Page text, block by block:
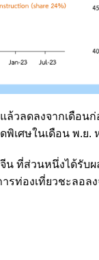
วลดลงจากเดือน
เศษในเดือน พ.ย.
ที่ส่วนหนึ่งได้รับ
ท่องเที่ยวชะลอ